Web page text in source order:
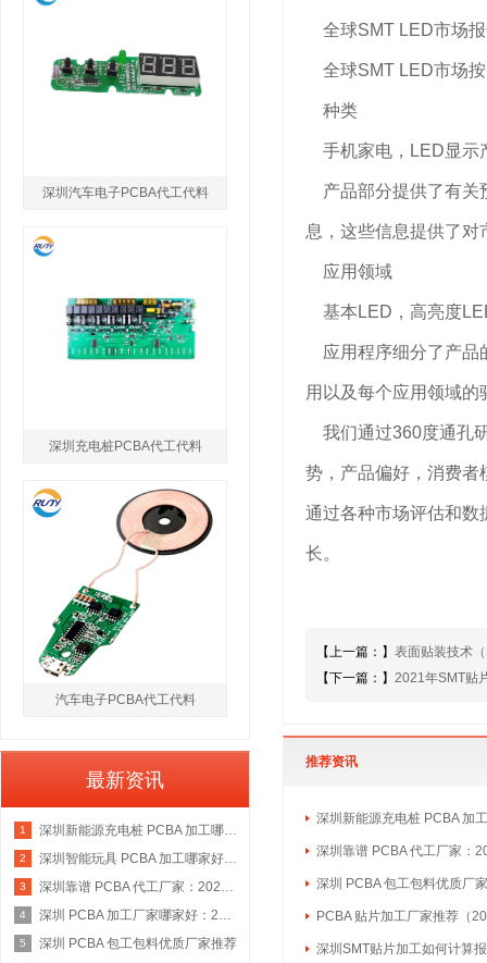
全球SMT LED市场
全球SMT LED市场
种类
手机家电，LED显示
产品部分提供了有关
息，这些信息提供了
应用领域
基本LED，高亮度
应用程序细分了产品
用以及每个应用领域的
我们通过360度通孔
势，产品偏好，消费者
通过各种市场评估和数
长。
【上一篇：】 表面贴装技术
【下一篇：】 2021年SMT贴
推荐资讯
深圳新能源充电桩 PCBA 加
深圳靠谱 PCBA 代工厂家：
深圳 PCBA 包工包料优质厂
PCBA 贴片加工厂家推荐（
深圳SMT贴片加工如何计算
深圳汽车电子PCBA代工代料
深圳充电桩PCBA代工代料
汽车电子PCBA代工代料
最新资讯
1 深圳新能源充电桩 PCBA 加工哪家好：2026 权威选型指南
2 深圳智能玩具 PCBA 加工哪家好：2026 权威选型指南
3 深圳靠谱 PCBA 代工厂家：2026 年权威选型指南
4 深圳 PCBA 加工厂家哪家好：2026 权威选型指南
5 深圳 PCBA 包工包料优质厂家推荐